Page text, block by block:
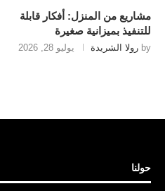
مشاريع من المنزل: أفكار قابلة
للتنفيذ بميزانية صغيرة
by رولا الشريدة يوليو 28, 2026
حولنا